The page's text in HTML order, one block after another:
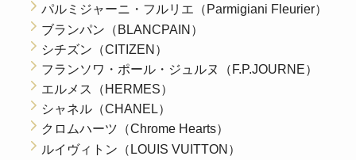
パルミジャーニ・フルリエ（Parmigiani Fleurier）
ブランパン（BLANCPAIN）
シチズン（CITIZEN）
フランソワ・ポール・ジュルヌ（F.P.JOURNE）
エルメス（HERMES）
シャネル（CHANEL）
クロムハーツ（Chrome Hearts）
ルイヴィトン（LOUIS VUITTON）